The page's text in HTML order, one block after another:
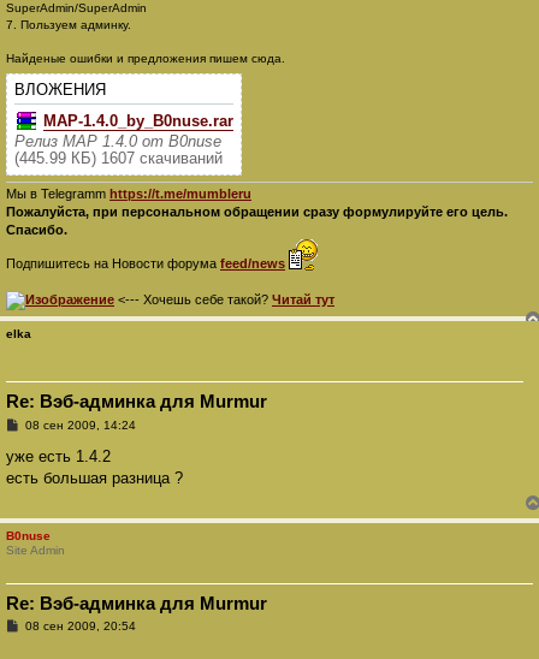
SuperAdmin/SuperAdmin
7. Пользуем админку.
Найденые ошибки и предложения пишем сюда.
ВЛОЖЕНИЯ
MAP-1.4.0_by_B0nuse.rar
Релиз MAP 1.4.0 от B0nuse
(445.99 КБ) 1607 скачиваний
Мы в Telegramm https://t.me/mumbleru
Пожалуйста, при персональном обращении сразу формулируйте его цель.
Спасибо.
Подпишитесь на Новости форума feed/news
<--- Хочешь себе такой? Читай тут
elka
Re: Вэб-админка для Murmur
С
о
щ
и
е
08 сен 2009, 14:24
уже есть 1.4.2
есть большая разница ?
B0nuse
Site Admin
Re: Вэб-админка для Murmur
С08 сен 2009, 20:54